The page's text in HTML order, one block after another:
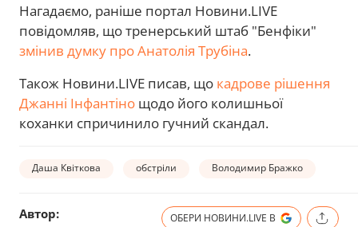
Нагадаємо, раніше портал Новини.LIVE
повідомляв, що тренерський штаб "Бенфіки"
змінив думку про Анатолія Трубіна.
Також Новини.LIVE писав, що кадрове рішення
Джанні Інфантіно щодо його колишньої
коханки спричинило гучний скандал.
Даша Квіткова обстріли Володимир Бражко
Автор: ОБЕРИ НОВИНИ.LIVE В